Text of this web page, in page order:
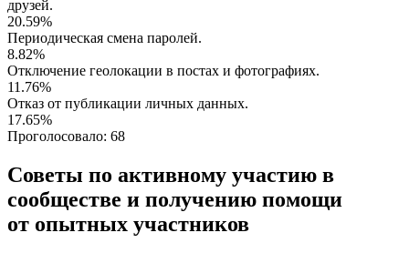
друзей.
20.59%
Периодическая смена паролей.
8.82%
Отключение геолокации в постах и фотографиях.
11.76%
Отказ от публикации личных данных.
17.65%
Проголосовало: 68
Советы по активному участию в
сообществе и получению помощи
от опытных участников